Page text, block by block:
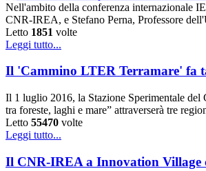
Nell'ambito della conferenza internazionale
CNR-IREA, e Stefano Perna, Professore
Letto 1851 volte
Leggi tutto...
Il 'Cammino LTER Terramare' fa
Il 1 luglio 2016, la Stazione Sperimentale
tra foreste, laghi e mare” attraverserà tre
Letto 55470 volte
Leggi tutto...
Il CNR-IREA a Innovation Village